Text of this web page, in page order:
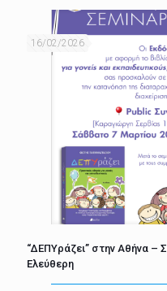
16/02/2026
“ΔΕΠΥράζει” στην Αθήνα –
Ελεύθερη